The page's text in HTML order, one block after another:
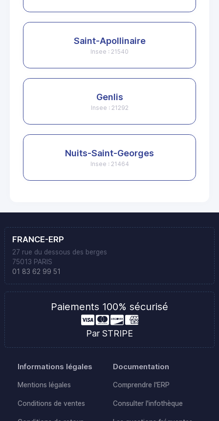
Saint-Apollinaire
Insee : 21540
Genlis
Insee : 21292
Nuits-Saint-Georges
Insee : 21464
FRANCE-ERP
27 rue du dessous des berges
75013 PARIS
01 83 62 99 51
Paiements 100% sécurisé
Par STRIPE
Informations légales
Mentions légales
Conditions de ventes
Documentation
Comprendre l'ERP
Consulter l'infothèque